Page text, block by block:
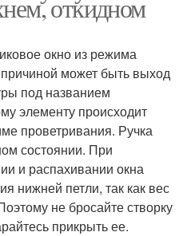
откидном
окно из режима
может быть выход
под названием
элементу происходит
проветривания. Ручка
состоянии. При
и распахивании окна
нижней петли, так как вес
не бросайте створку
прикрыть ее.